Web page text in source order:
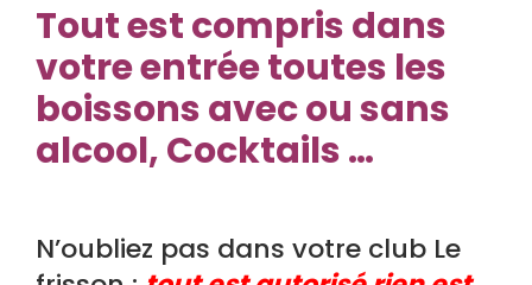
Tout est compris dans
votre entrée toutes les
boissons avec ou sans
alcool, Cocktails …
N’oubliez pas dans votre club Le